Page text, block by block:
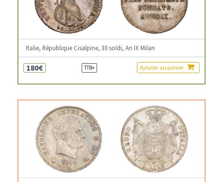
Italie, République Cisalpine, 30 soldi, An IX Milan
180€ TTB+ Ajouter au panier